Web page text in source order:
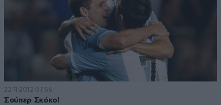
22·11·2012 07:56
Σούπερ Σκόκο!